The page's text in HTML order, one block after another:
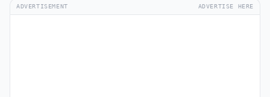
ADVERTISEMENT ADVERTISE HERE